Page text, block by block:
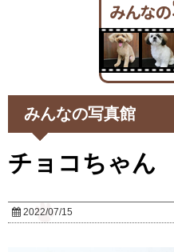
みんなの写真館
チョコちゃん
2022/07/15